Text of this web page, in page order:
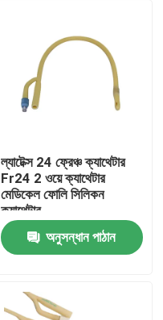
ল্যাটেক্স 24 ফ্রেঞ্চ ক্যাথেটার
Fr24 2 ওয়ে ক্যাথেটার
মেডিকেল ফোলি সিলিকন
ক্যাথেটার
অনুসন্ধান পাঠান